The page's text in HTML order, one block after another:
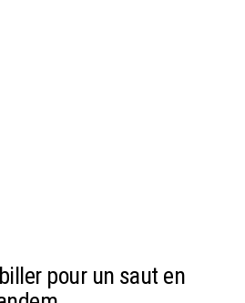
pour un saut en